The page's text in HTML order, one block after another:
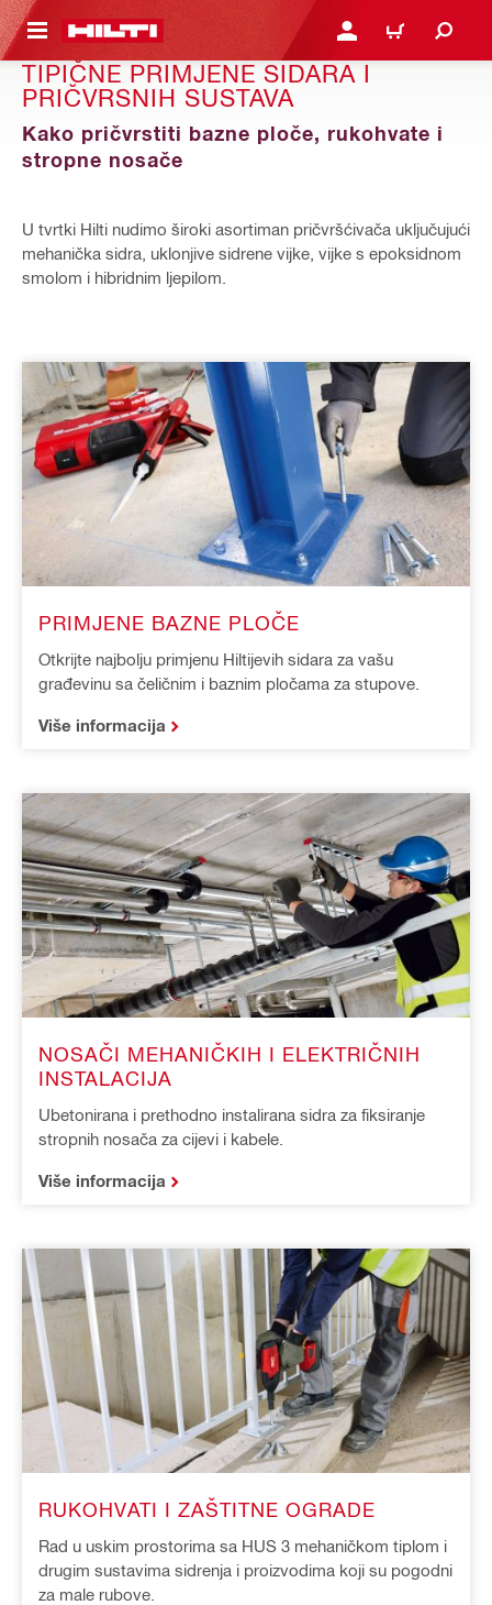
GLAVNI SADRŽAJ PRIJAVI SE ILI SE
KOŠARICA
TIPIČNE PRIMJENE SIDARA I
PRIČVRSNIH SUSTAVA
Kako pričvrstiti bazne ploče, rukohvate i
stropne nosače
U tvrtki Hilti nudimo široki asortiman pričvršćivača uključujući
mehanička sidra, uklonjive sidrene vijke, vijke s epoksidnom
smolom i hibridnim ljepilom.
PRIMJENE BAZNE PLOČE
Otkrijte najbolju primjenu Hiltijevih sidara za vašu
građevinu sa čeličnim i baznim pločama za stupove.
Više informacija
NOSAČI MEHANIČKIH I ELEKTRIČNIH
INSTALACIJA
Ubetonirana i prethodno instalirana sidra za fiksiranje
stropnih nosača za cijevi i kabele.
Više informacija
RUKOHVATI I ZAŠTITNE OGRADE
Rad u uskim prostorima sa HUS 3 mehaničkom tiplom i
drugim sustavima sidrenja i proizvodima koji su pogodni
za male rubove.